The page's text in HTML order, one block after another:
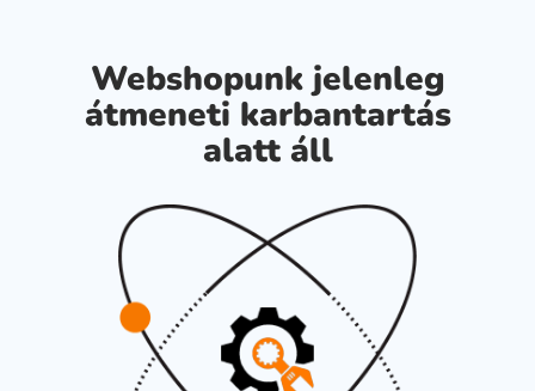
Webshopunk jelenleg
átmeneti karbantartás
alatt áll